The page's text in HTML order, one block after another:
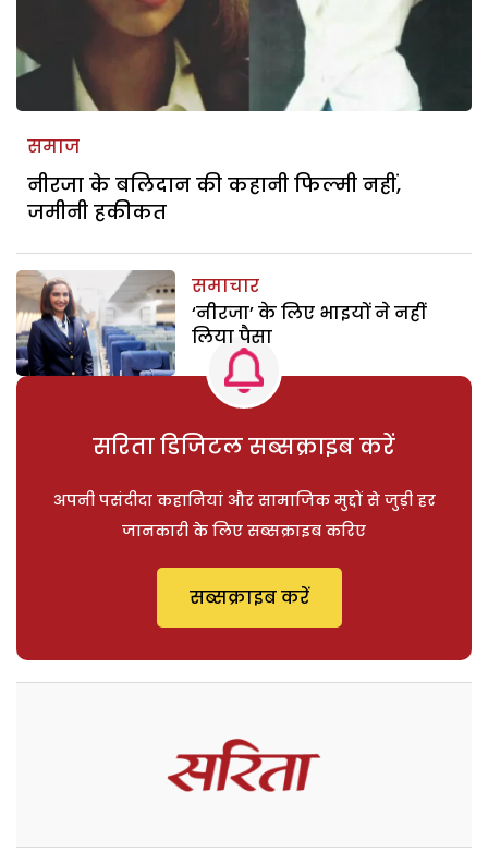
समाज
नीरजा के बलिदान की कहानी फिल्मी नहीं,
जमीनी हकीकत
समाचार
‘नीरजा’ के लिए भाइयों ने नहीं
लिया पैसा
सरिता डिजिटल सब्सक्राइब करें
अपनी पसंदीदा कहानियां और सामाजिक मुद्दों से जुड़ी हर
जानकारी के लिए सब्सक्राइब करिए
सब्सक्राइब करें